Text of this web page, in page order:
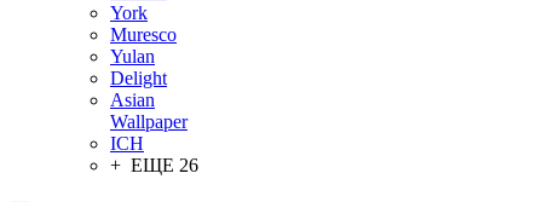
York
Muresco
Yulan
Delight
Asian
Wallpaper
ICH
+ ЕЩЕ 26